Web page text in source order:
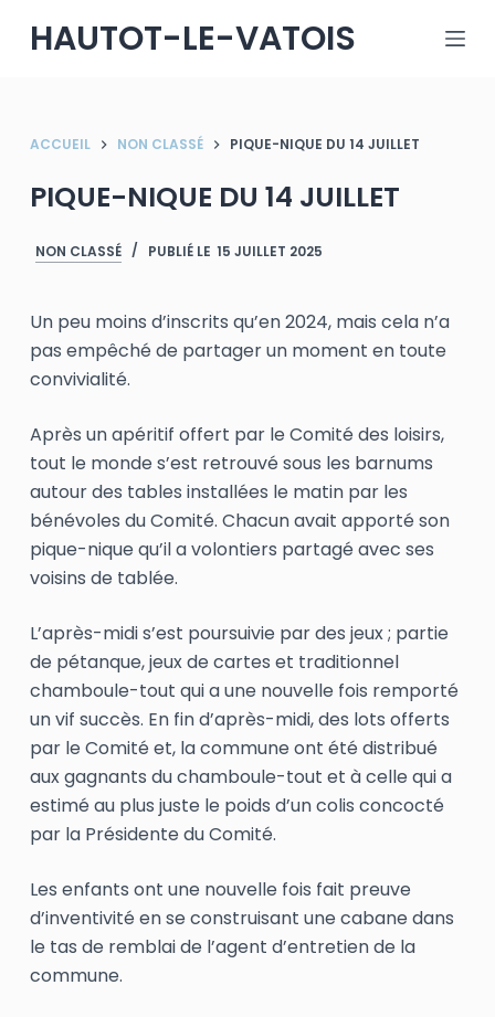
P
a
e
n
e
HAUTOT-LE-VATOIS
ACCUEIL NON CLASSÉ PIQUE-NIQUE DU 14 JUILLET
PIQUE-NIQUE DU 14 JUILLET
NON CLASSÉ PUBLIÉ LE 15 JUILLET 2025
Un peu moins d’inscrits qu’en 2024, mais cela n’a
pas empêché de partager un moment en toute
convivialité.
Après un apéritif offert par le Comité des loisirs,
tout le monde s’est retrouvé sous les barnums
autour des tables installées le matin par les
bénévoles du Comité. Chacun avait apporté son
pique-nique qu’il a volontiers partagé avec ses
voisins de tablée.
L’après-midi s’est poursuivie par des jeux ; partie
de pétanque, jeux de cartes et traditionnel
chamboule-tout qui a une nouvelle fois remporté
un vif succès. En fin d’après-midi, des lots offerts
par le Comité et, la commune ont été distribué
aux gagnants du chamboule-tout et à celle qui a
estimé au plus juste le poids d’un colis concocté
par la Présidente du Comité.
Les enfants ont une nouvelle fois fait preuve
d’inventivité en se construisant une cabane dans
le tas de remblai de l’agent d’entretien de la
commune.